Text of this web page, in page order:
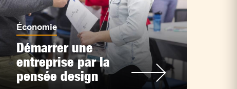
Économie
Démarrer une
entreprise par la
pensée design